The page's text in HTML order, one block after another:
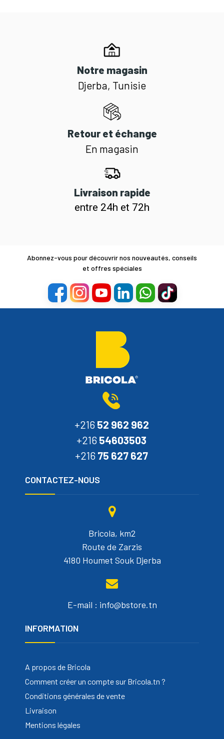
Notre magasin
Djerba, Tunisie
Retour et échange
En magasin
Livraison rapide
entre 24h et 72h
Abonnez-vous pour découvrir nos nouveautés, conseils
et offres spéciales
+216 52 962 962
+216 54603503
+216 75 627 627
CONTACTEZ-NOUS
Bricola, km2
Route de Zarzis
4180 Houmet Souk Djerba
E-mail : info@bstore.tn
INFORMATION
A propos de Bricola
Comment créer un compte sur Bricola.tn ?
Conditions générales de vente
Livraison
Mentions légales